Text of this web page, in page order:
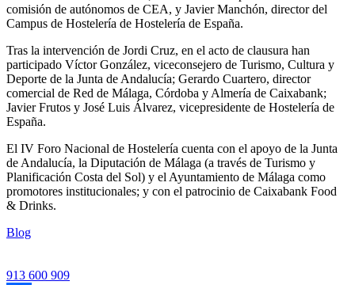
comisión de autónomos de CEA, y Javier Manchón, director del
Campus de Hostelería de Hostelería de España.
Tras la intervención de Jordi Cruz, en el acto de clausura han
participado Víctor González, viceconsejero de Turismo, Cultura y
Deporte de la Junta de Andalucía; Gerardo Cuartero, director
comercial de Red de Málaga, Córdoba y Almería de Caixabank;
Javier Frutos y José Luis Álvarez, vicepresidente de Hostelería de
España.
El IV Foro Nacional de Hostelería cuenta con el apoyo de la Junta
de Andalucía, la Diputación de Málaga (a través de Turismo y
Planificación Costa del Sol) y el Ayuntamiento de Málaga como
promotores institucionales; y con el patrocinio de Caixabank Food
& Drinks.
Blog
913 600 909